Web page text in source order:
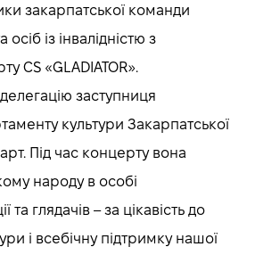
закарпатської команди
осіб із інвалідністю з
CS «GLADIATOR».
заступниця
культури Закарпатської
Під час концерту вона
народу в особі
та глядачів – за цікавість до
і всебічну підтримку нашої